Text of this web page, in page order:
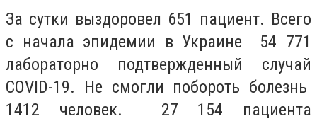
За сутки выздоровел 651 пациент. Всего
с начала эпидемии в Украине 54 771
лабораторно подтвержденный случай
COVID-19. Не смогли побороть болезнь
1412 человек. 27 154 пациента